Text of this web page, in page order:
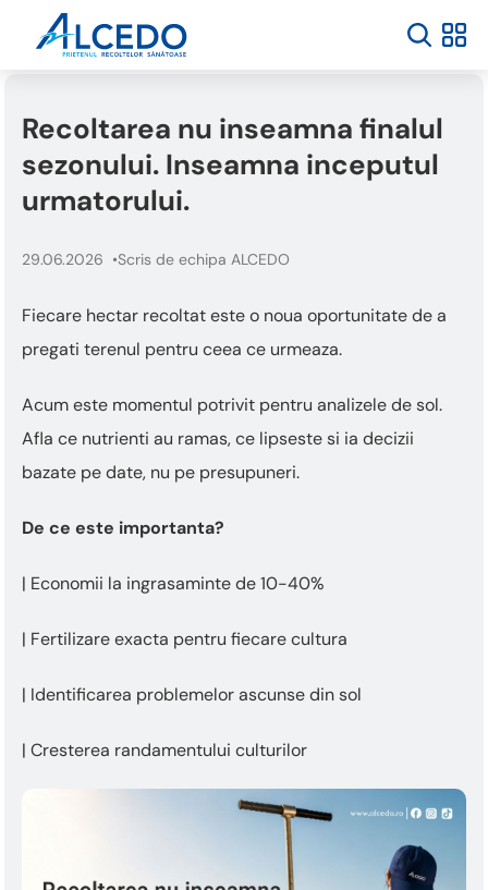
Recoltarea nu inseamna finalul
sezonului. Inseamna inceputul
urmatorului.
29.06.2026 Scris de echipa ALCEDO
Fiecare hectar recoltat este o noua oportunitate de a
pregati terenul pentru ceea ce urmeaza.
Acum este momentul potrivit pentru analizele de sol.
Afla ce nutrienti au ramas, ce lipseste si ia decizii
bazate pe date, nu pe presupuneri.
De ce este importanta?
| Economii la ingrasaminte de 10-40%
| Fertilizare exacta pentru fiecare cultura
| Identificarea problemelor ascunse din sol
| Cresterea randamentului culturilor